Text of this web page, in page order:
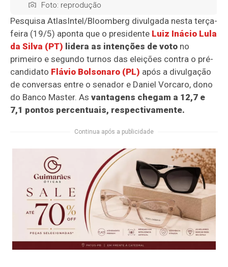
Foto: reprodução
Pesquisa AtlasIntel/Bloomberg divulgada nesta terça-
feira (19/5) aponta que o presidente Luiz Inácio Lula
da Silva (PT) lidera as intenções de voto no
primeiro e segundo turnos das eleições contra o pré-
candidato Flávio Bolsonaro (PL) após a divulgação
de conversas entre o senador e Daniel Vorcaro, dono
do Banco Master. Asvantagens chegam a 12,7 e
7,1 pontos percentuais, respectivamente.
Continua após a publicidade